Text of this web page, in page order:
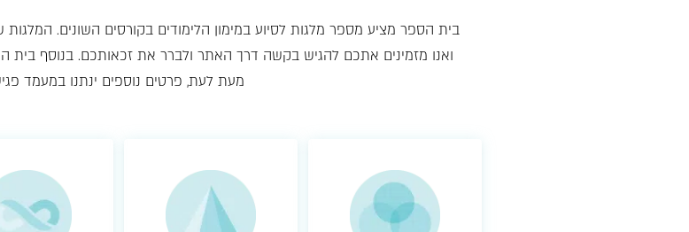
בית הספר מציע מספר מלגות לסיוע במימון הלימודים בקורסים השונים.
ואנו מזמינים אתכם להגיש בקשה דרך האתר ולברר את זכאותכם. בנוסף
מעת לעת, פרטים נוספים ינתנו במעמד